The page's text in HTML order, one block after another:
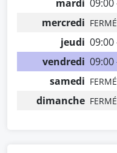
mardi 09:00
mercredi FERMÉ
jeudi 09:00
vendredi 09:00
samedi FERMÉ
dimanche FERMÉ